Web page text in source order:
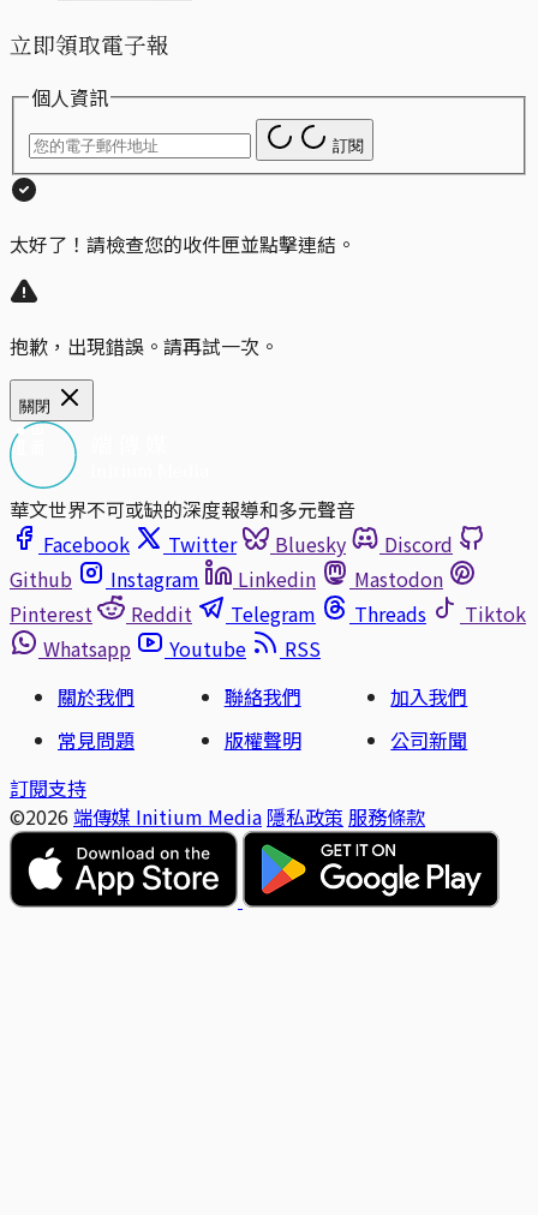
立即領取電子報
個人資訊
訂閱
太好了！請檢查您的收件匣並點擊連結。
抱歉，出現錯誤。請再試一次。
關閉
華文世界不可或缺的深度報導和多元聲音
Facebook
Twitter Bluesky
Discord
Github
Instagram Linkedin
Mastodon
Pinterest
Reddit Telegram Threads
Tiktok
Whatsapp
Youtube
RSS
關於我們
聯絡我們
加入我們
常見問題
版權聲明
公司新聞
訂閱支持
©2026 端傳媒 Initium Media 隱私政策 服務條款